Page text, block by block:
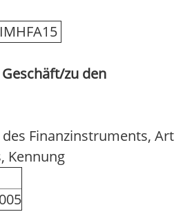
zu den
Finanzinstruments, Art
Kennung